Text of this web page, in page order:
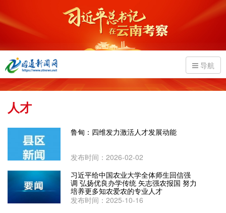
导航
人才
鲁甸：四维发力激活人才发展动能
发布时间：2026-02-02
习近平给中国农业大学全体师生回信强
调 弘扬优良办学传统 矢志强农报国 努力
培养更多知农爱农的专业人才
发布时间：2025-10-16